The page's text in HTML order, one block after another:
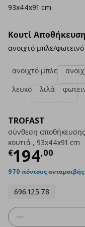
TROFAST
σύνθεση
κουτιά , 93x44x91 cm
€194,00
970 πόντους ανταμοιβής
696.125.78
93x44x91 cm
Κουτί
ανοιχτό μπλε/
ανοιχτό μπλε
λευκό
λιλά